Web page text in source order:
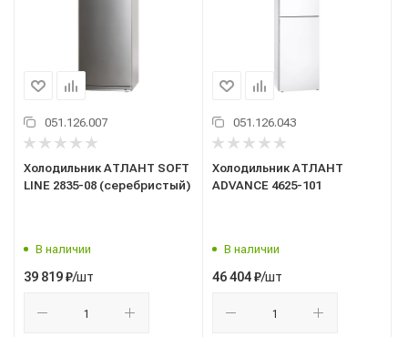
051.126.007
Холодильник АТЛАНТ SOFT
LINE 2835-08 (серебристый)
В наличии
39 819₽/шт
051.126.043
Холодильник АТЛАНТ
ADVANCE 4625-101
В наличии
46 404₽/шт